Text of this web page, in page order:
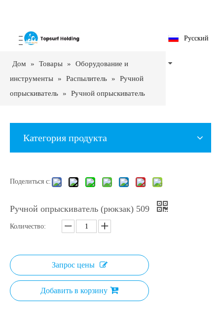
Pусский
Дом » Товары »
Оборудование и
инструменты » Распылитель »
Ручной
опрыскиватель »
Ручной опрыскиватель
Категория продукта
Поделиться с:
Ручной опрыскиватель (рюкзак) 509
Количество:
Запрос цены
Добавить в корзину